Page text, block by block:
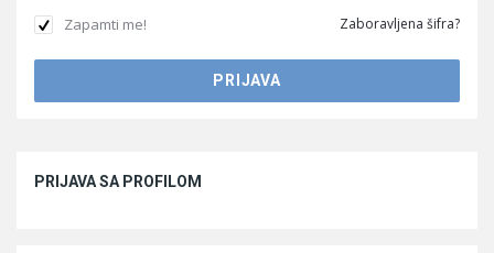
Zapamti me! Zaboravljena šifra?
PRIJAVA SA PROFILOM